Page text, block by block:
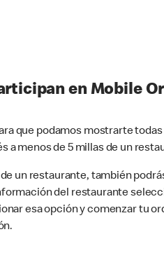
en Mobile
que podamos mostrarte
a menos de 5 millas de un
un restaurante, también
del restaurante
esa opción y comenzar tu